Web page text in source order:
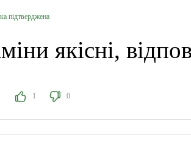
підтверджена
якісні,
1 0